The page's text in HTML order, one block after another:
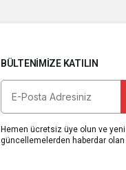
BÜLTENIMIZE KATILIN
Hemen ücretsiz üye olun ve yeni
güncellemelerden haberdar olan